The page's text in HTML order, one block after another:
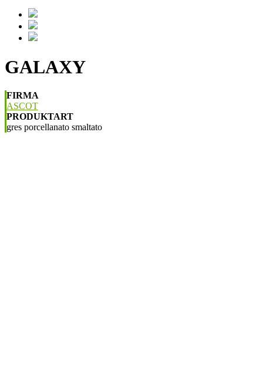
GALAXY
FIRMA
ASCOT
PRODUKTART
gres porcellanato smaltato